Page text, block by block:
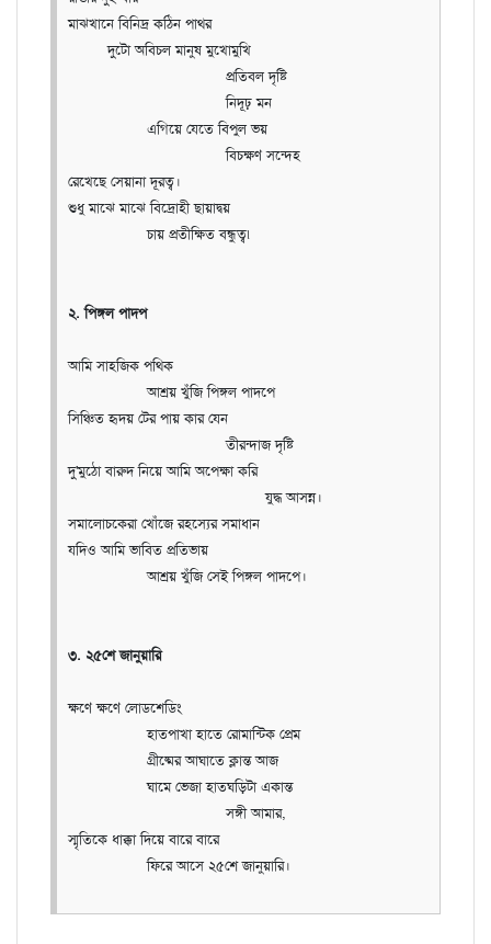
মাঝখানে বিনিদ্র কঠিন পাথর
দুটো অবিচল মানুষ মুখোমুখি
প্রতিবল দৃষ্টি
নিদূঢ় মন
এগিয়ে যেতে বিপুল ভয়
বিচক্ষণ সন্দেহ
রেখেছে সেয়ানা দূরত্ব।
শুধু মাঝে মাঝে বিদ্রোহী ছায়াদ্বয়
চায় প্রতীক্ষিত বন্ধুত্ব৷
২. পিঙ্গল পাদপ
আমি সাহজিক পথিক
আশ্রয় খুঁজি পিঙ্গল পাদপে
সিঞ্চিত হৃদয় টের পায় কার যেন
তীরন্দাজ দৃষ্টি
দু'মুঠো বারুদ নিয়ে আমি অপেক্ষা করি
যুদ্ধ আসন্ন।
সমালোচকেরা খোঁজে রহস্যের সমাধান
যদিও আমি ভাবিত প্রতিভায়
আশ্রয় খুঁজি সেই পিঙ্গল পাদপে।
৩. ২৫শে জানুয়ারি
ক্ষণে ক্ষণে লোডশেডিং
হাতপাখা হাতে রোমান্টিক প্রেম
গ্রীষ্মের আঘাতে ক্লান্ত আজ
ঘামে ভেজা হাতঘড়িটা একান্ত
সঙ্গী আমার,
স্মৃতিকে ধাক্কা দিয়ে বারে বারে
ফিরে আসে ২৫শে জানুয়ারি।